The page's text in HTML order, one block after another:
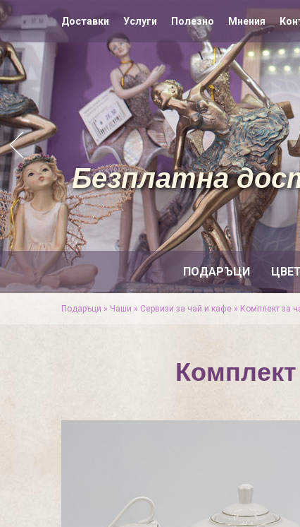
Доставки Услуги Полезно Мнения
ПОДАРЪЦИ
Безплатна
Подаръци » Чаши » Сервизи за чай и кафе » Комплект за